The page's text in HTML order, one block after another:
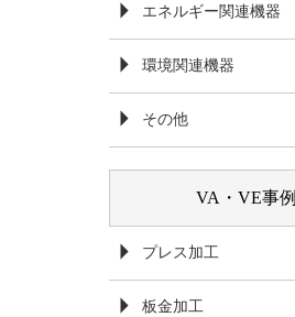
エネルギー関連機器
環境関連機器
その他
VA・VE事例
プレス加工
板金加工